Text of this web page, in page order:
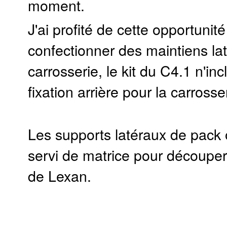
moment.
J'ai profité de cette
confectionner des maintiens
carrosserie, le kit du C4.1
fixation arrière pour la
Les supports latéraux de pack
servi de matrice pour
de Lexan.